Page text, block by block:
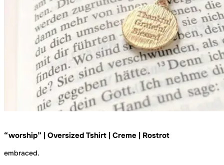
“worship” | Oversized Tshirt | Creme | Rostrot
embraced.